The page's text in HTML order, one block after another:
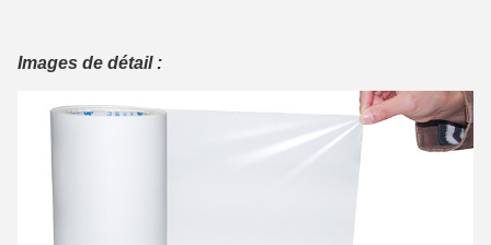
Images de détail :